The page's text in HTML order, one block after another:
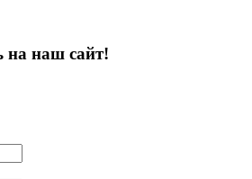
на наш сайт!